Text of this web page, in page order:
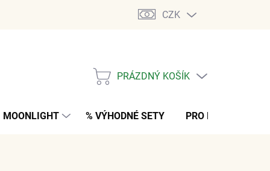
CZK
NÁKUPNÍ
PRÁZDNÝ KOŠÍK
MOONLIGHT % VÝHODNÉ SETY PRO MUŽE